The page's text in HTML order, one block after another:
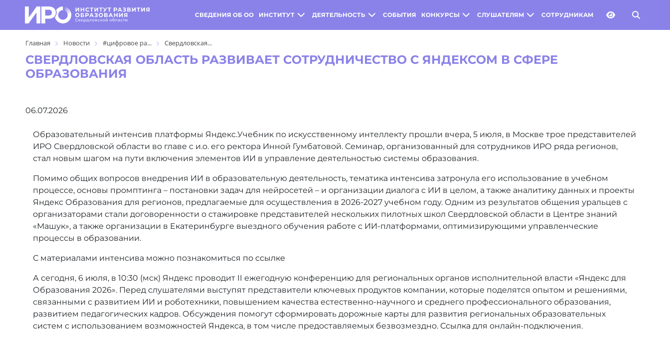
СВЕДЕНИЯ ОБ ОО ИНСТИТУТ ДЕЯТЕЛЬНОСТЬ СОБЫТИЯ КОНКУРСЫ СЛУШАТЕЛЯМ СОТРУДНИКАМ
Главная Новости #цифровое ра... Свердловская...
СВЕРДЛОВСКАЯ ОБЛАСТЬ РАЗВИВАЕТ СОТРУДНИЧЕСТВО С ЯНДЕКСОМ В СФЕРЕ
ОБРАЗОВАНИЯ
06.07.2026
Образовательный интенсив платформы Яндекс.Учебник по искусственному интеллекту прошли вчера, 5 июля, в Москве трое представителей
ИРО Свердловской области во главе с и.о. его ректора Инной Гумбатовой. Семинар, организованный для сотрудников ИРО ряда регионов,
стал новым шагом на пути включения элементов ИИ в управление деятельностью системы образования.
Помимо общих вопросов внедрения ИИ в образовательную деятельность, тематика интенсива затронула его использование в учебном
процессе, основы промптинга – постановки задач для нейросетей – и организации диалога с ИИ в целом, а также аналитику данных и проекты
Яндекс Образования для регионов, предлагаемые для осуществления в 2026-2027 учебном году. Одним из результатов общения уральцев с
организаторами стали договоренности о стажировке представителей нескольких пилотных школ Свердловской области в Центре знаний
«Машук», а также организации в Екатеринбурге выездного обучения работе с ИИ-платформами, оптимизирующими управленческие
процессы в образовании.
С материалами интенсива можно познакомиться по ссылке
А сегодня, 6 июля, в 10:30 (мск) Яндекс проводит II ежегодную конференцию для региональных органов исполнительной власти «Яндекс для
Образования 2026». Перед слушателями выступят представители ключевых продуктов компании, которые поделятся опытом и решениями,
связанными с развитием ИИ и роботехники, повышением качества естественно-научного и среднего профессионального образования,
развитием педагогических кадров. Обсуждения помогут сформировать дорожные карты для развития региональных образовательных
систем с использованием возможностей Яндекса, в том числе предоставляемых безвозмездно. Ссылка для онлайн-подключения.